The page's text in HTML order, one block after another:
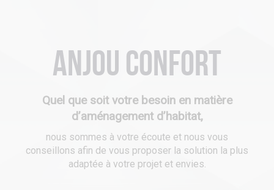
Anjou Confort
Quel que soit votre besoin en matière
d’aménagement d’habitat,
nous sommes à votre écoute et nous vous
conseillons afin de vous proposer la solution la plus
adaptée à votre projet et envies.